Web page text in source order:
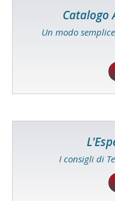
Catalogo
Un modo
I consigli di